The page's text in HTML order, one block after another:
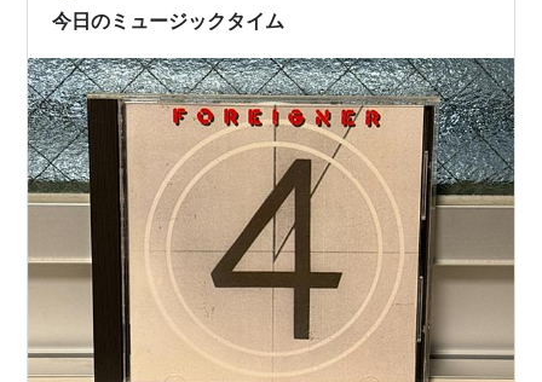
ができるのですが、我が新潟県上越市のDAISOにはまだ
今日のミュージックタイム